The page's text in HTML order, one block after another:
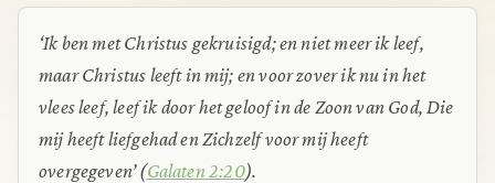
‘Ik ben met Christus gekruisigd; en niet meer ik leef,
maar Christus leeft in mij; en voor zover ik nu in het
vlees leef, leef ik door het geloof in de Zoon van God, Die
mij heeft liefgehad en Zichzelf voor mij heeft
overgegeven’ (Galaten 2:20).